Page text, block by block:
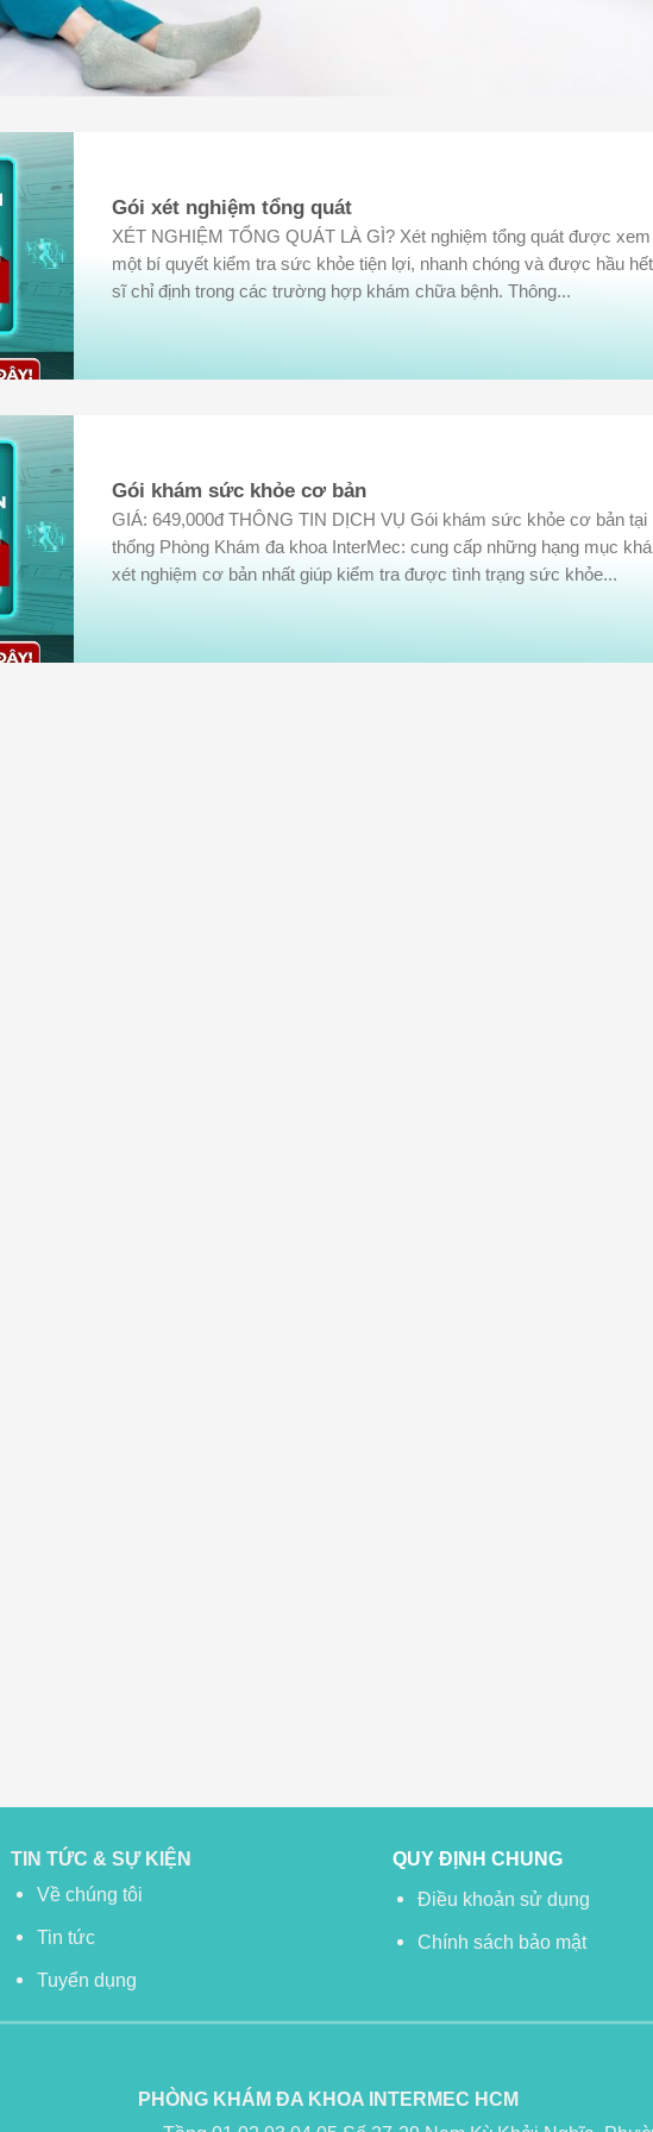
Gói xét nghiệm tổng quát
XÉT NGHIỆM TỔNG QUÁT LÀ GÌ? Xét nghiệm tổng quát được xem
một bí quyết kiểm tra sức khỏe tiện lợi, nhanh chóng và được hầu
sĩ chỉ định trong các trường hợp khám chữa bệnh. Thông...
Gói khám sức khỏe cơ bản
GIÁ: 649,000đ THÔNG TIN DỊCH VỤ Gói khám sức khỏe cơ bản tại
thống Phòng Khám đa khoa InterMec: cung cấp những hạng mục
xét nghiệm cơ bản nhất giúp kiểm tra được tình trạng sức khỏe...
TIN TỨC & SỰ KIỆN
Về chúng tôi
Tin tức
Tuyển dụng
QUY ĐỊNH CHUNG
Điều khoản sử dụng
Chính sách bảo mật
PHÒNG KHÁM ĐA KHOA INTERMEC HCM